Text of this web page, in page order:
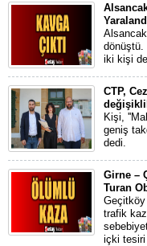
dönüştü.
iki kişi
CTP,
Kişi,
geniş
dedi.
Girne –
Turan
Geçitköy
trafik
içki tesiri